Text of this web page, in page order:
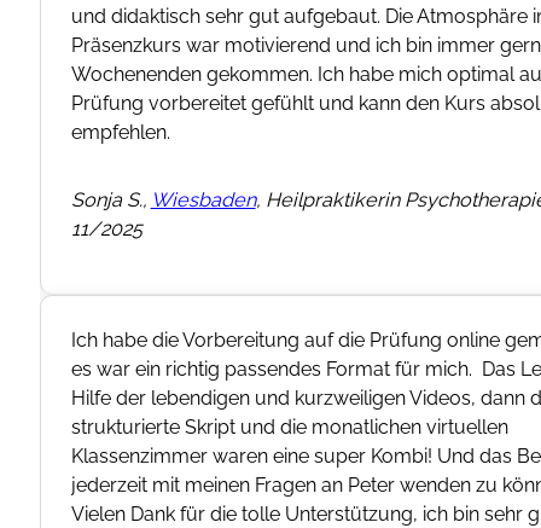
und didaktisch sehr gut aufgebaut. Die Atmosphäre
Präsenzkurs war motivierend und ich bin immer
Wochenenden gekommen. Ich habe mich optimal
Prüfung vorbereitet gefühlt und kann den Kurs
empfehlen.
Sonja S., Wiesbaden, Heilpraktikerin
11/2025
Ich habe die Vorbereitung auf die Prüfung online
es war ein richtig passendes Format für mich. Das
Hilfe der lebendigen und kurzweiligen Videos, dann
strukturierte Skript und die monatlichen virtuellen
Klassenzimmer waren eine super Kombi! Und das
jederzeit mit meinen Fragen an Peter wenden zu
Vielen Dank für die tolle Unterstützung, ich bin sehr